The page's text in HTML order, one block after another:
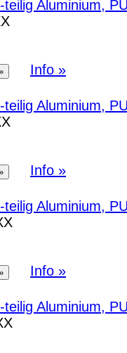
Aluminium,
Info »
Aluminium,
Info »
Aluminium,
Info »
Aluminium,